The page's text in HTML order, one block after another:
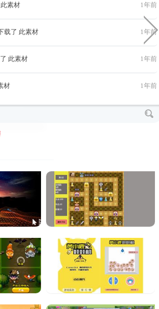
素材 1年前
载了 此素材 1年前
此素材 1年前
材 1年前